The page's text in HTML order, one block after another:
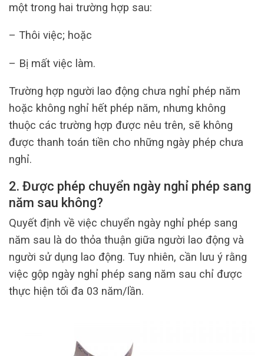
một trong hai trường hợp sau:
– Thôi việc; hoặc
– Bị mất việc làm.
Trường hợp người lao động chưa nghỉ phép năm
hoặc không nghỉ hết phép năm, nhưng không
thuộc các trường hợp được nêu trên, sẽ không
được thanh toán tiền cho những ngày phép chưa
nghỉ.
2. Được phép chuyển ngày nghỉ phép sang
năm sau không?
Quyết định về việc chuyển ngày nghỉ phép sang
năm sau là do thỏa thuận giữa người lao động và
người sử dụng lao động. Tuy nhiên, cần lưu ý rằng
việc gộp ngày nghỉ phép sang năm sau chỉ được
thực hiện tối đa 03 năm/lần.